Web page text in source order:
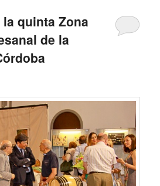
quinta Zona
de la